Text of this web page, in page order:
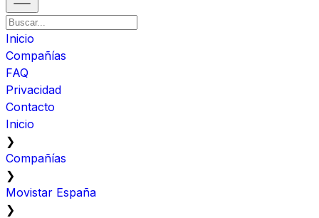
Inicio
Compañías
FAQ
Privacidad
Contacto
Inicio
❯
Compañías
❯
Movistar España
❯